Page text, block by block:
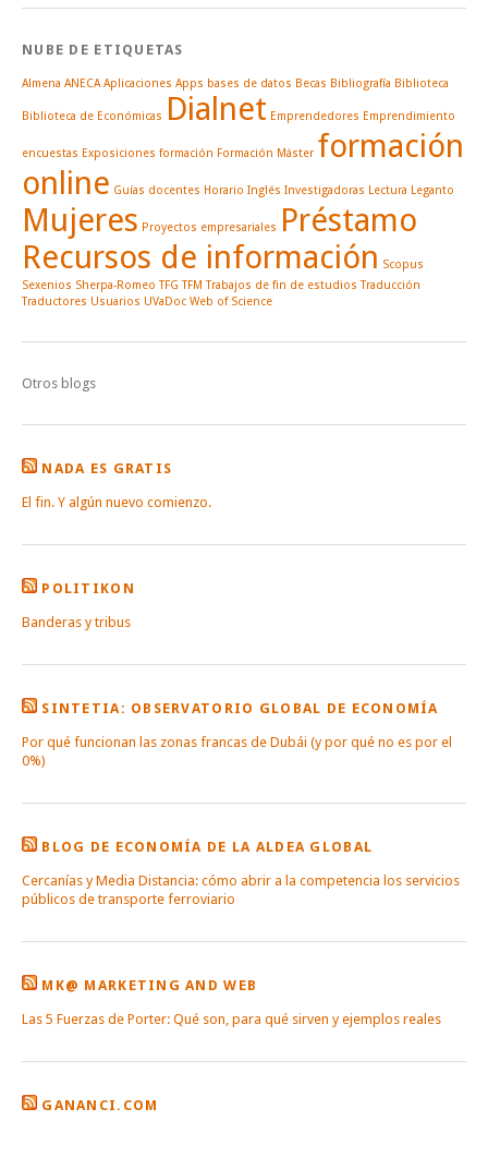
NUBE DE ETIQUETAS
Almena ANECA Aplicaciones Apps bases de datos Becas Bibliografía Biblioteca
Biblioteca de Económicas Dialnet Emprendedores Emprendimiento
encuestas Exposiciones formación Formación Máster formación
online Guías docentes Horario Inglés Investigadoras Lectura Leganto
Mujeres Proyectos empresariales Préstamo
Recursos de información Scopus
Sexenios Sherpa-Romeo TFG TFM Trabajos de fin de estudios Traducción
Traductores Usuarios UVaDoc Web of Science
Otros blogs
NADA ES GRATIS
El fin. Y algún nuevo comienzo.
POLITIKON
Banderas y tribus
SINTETIA: OBSERVATORIO GLOBAL DE ECONOMÍA
Por qué funcionan las zonas francas de Dubái (y por qué no es por el
0%)
BLOG DE ECONOMÍA DE LA ALDEA GLOBAL
Cercanías y Media Distancia: cómo abrir a la competencia los servicios
públicos de transporte ferroviario
MK@ MARKETING AND WEB
Las 5 Fuerzas de Porter: Qué son, para qué sirven y ejemplos reales
GANANCI.COM